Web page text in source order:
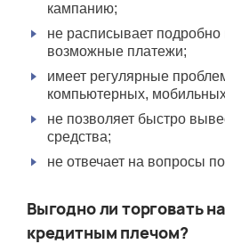
кампанию;
не расписывает подробно
возможные платежи;
имеет регулярные
компьютерных,
не позволяет быстро
средства;
не отвечает на вопросы
Выгодно ли торговать
кредитным плечом?